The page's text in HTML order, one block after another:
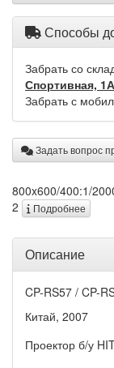
Способы
Забрать со
Спортивная, 1А
Забрать с
Задать вопрос
800x600/400:1/
2
Подробнее
Описание
CP-RS57 / CP-
Китай, 2007
Проектор б/у